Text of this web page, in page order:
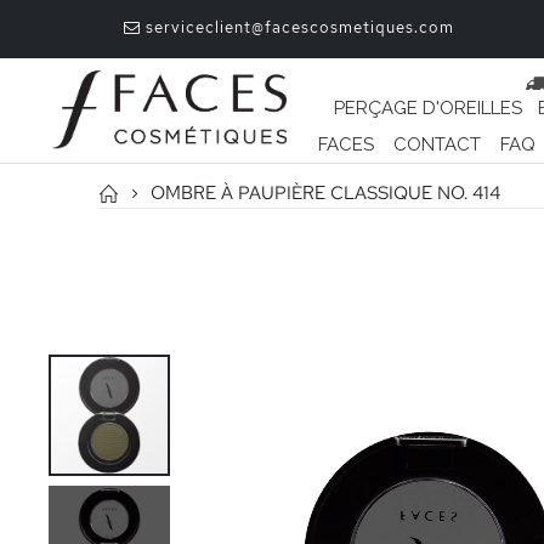
serviceclient@facescosmetiques.com
PERÇAGE D'OREILLES
FACES
CONTACT FAQ
OMBRE À PAUPIÈRE CLASSIQUE NO. 414
Passer
de